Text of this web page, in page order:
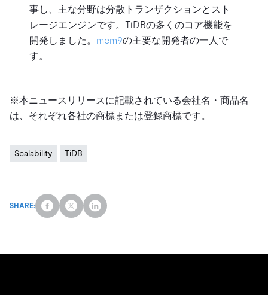
事し、主な分野は分散トランザクションとスト
レージエンジンです。TiDBの多くのコア機能を
開発しました。 mem9の主要な開発者の一人で
す。
※本ニュースリリースに記載されている会社名・商品名
は、それぞれ各社の商標または登録商標です。
Scalability TiDB
SHARE: